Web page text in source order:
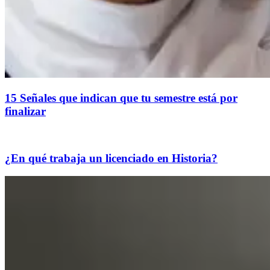
15 Señales que indican que tu semestre está por
finalizar
¿En qué trabaja un licenciado en Historia?